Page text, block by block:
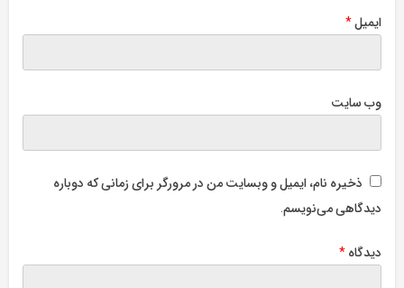
ایمیل *
وب‌ سایت
ذخیره نام، ایمیل و وبسایت من در مرورگر برای زمانی که دوباره
دیدگاهی می‌نویسم.
دیدگاه *